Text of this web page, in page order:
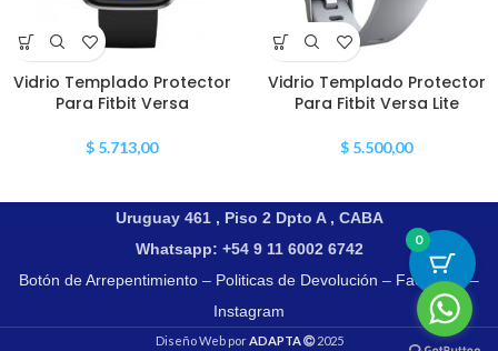
Vidrio Templado Protector
Para Fitbit Versa
$ 5.713,00
Vidrio Templado Protector
Para Fitbit Versa Lite
$ 5.500,00
Uruguay 461 , Piso 2 Dpto A , CABA
Whatsapp: +54 9 11 6002 6742
Botón de Arrepentimiento – Politicas de Devolución – Facebook
–
Instagram
Diseño Web porADAPTA 2025
0